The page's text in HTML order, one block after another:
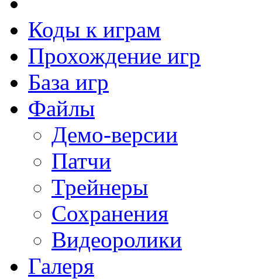
Коды к играм
Прохождение игр
База игр
Файлы
Демо-версии
Патчи
Трейнеры
Сохранения
Видеоролики
Галеря